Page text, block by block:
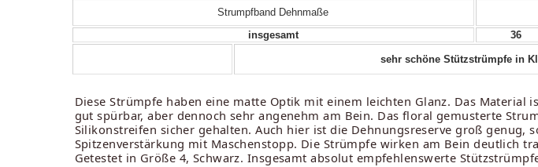
Strumpfband Dehnmaße
insgesamt
36
sehr schöne Stützstrümpfe in
Diese Strümpfe haben eine matte Optik mit einem leichten Glanz. Das Material
gut spürbar, aber dennoch sehr angenehm am Bein. Das floral gemusterte
Silikonstreifen sicher gehalten. Auch hier ist die Dehnungsreserve groß genug,
Spitzenverstärkung mit Maschenstopp. Die Strümpfe wirken am Bein deutlich
Getestet in Größe 4, Schwarz. Insgesamt absolut empfehlenswerte